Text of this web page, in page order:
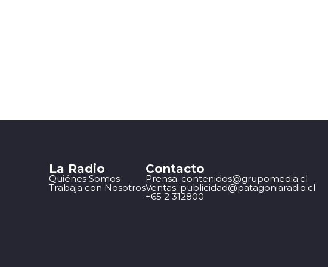
La Radio
Quiénes Somos
Trabaja con Nosotros
Contacto
Prensa: contenidos@grupomedia.cl
Ventas: publicidad@patagoniaradio.cl
+65 2 312800